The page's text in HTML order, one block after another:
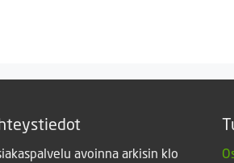
avoinna arkisin klo